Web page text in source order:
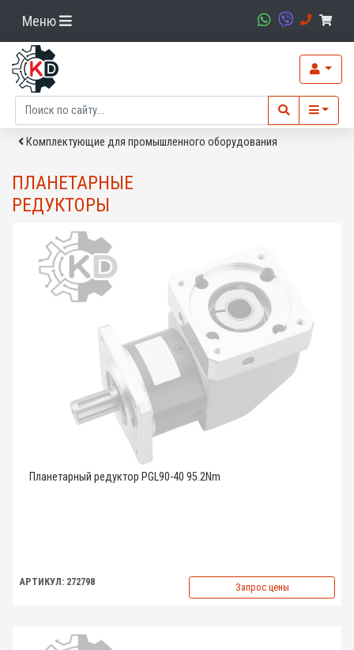
Меню
Комплектующие для промышленного оборудования
ПЛАНЕТАРНЫЕ
РЕДУКТОРЫ
Планетарный редуктор PGL90-40 95.2Nm
АРТИКУЛ: 272798 Запрос цены